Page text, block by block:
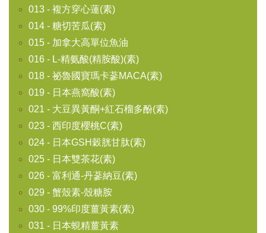
013 - 複方穿心蓮(素)
014 - 糖切苦瓜(素)
015 - 加拿大高單位魚油
016 - L-精氨酸(精胺酸)(素)
018 - 祕魯國寶瑪卡蔘MACA(素)
019 - 日本燕窩酸(素)
021 - 大豆異黃酮+紅石榴多酚(素)
023 - 西印度櫻桃C(素)
024 - 日本GSH穀胱甘肽(素)
025 - 日本雙茶花(素)
026 - 富利通-丹蔘納豆(素)
029 - 蟹殼素-殼糖胺
030 - 99%印度薑黃素(素)
031 - 日本蜆精薑黃素